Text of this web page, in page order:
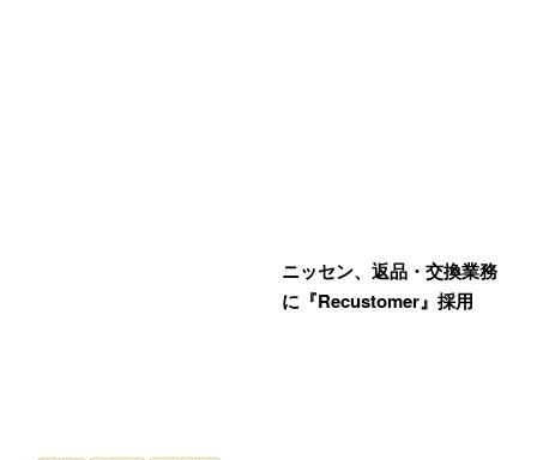
ニッセン、返品・交換業務
に『Recustomer』採用